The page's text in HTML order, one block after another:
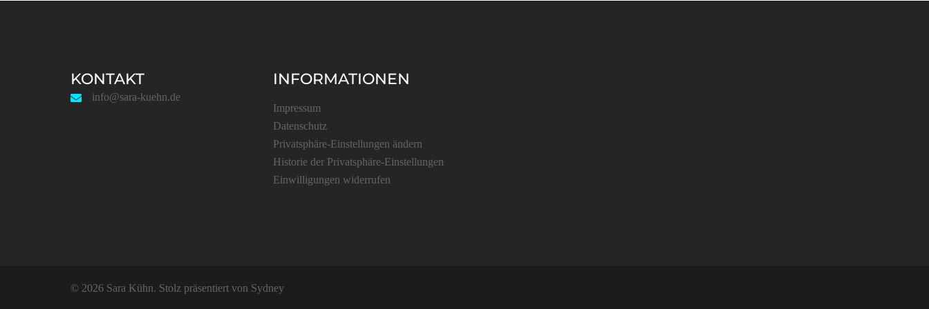
KONTAKT
info@sara-kuehn.de
INFORMATIONEN
Impressum
Datenschutz
Privatsphäre-Einstellungen ändern
Historie der Privatsphäre-Einstellungen
Einwilligungen widerrufen
© 2026 Sara Kühn. Stolz präsentiert von Sydney